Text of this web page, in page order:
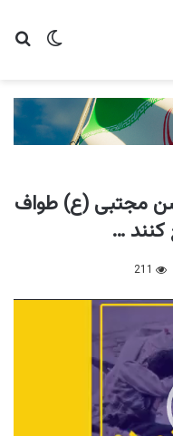
تغییر
مجتبی (ع) طواف
کنند …
211